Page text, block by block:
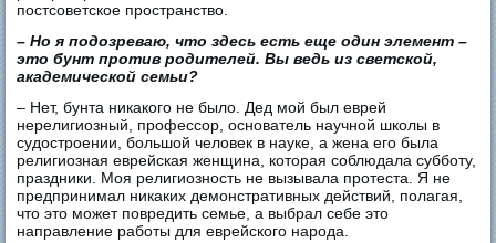
постсоветское пространство.
– Но я подозреваю, что здесь есть еще один элемент –
это бунт против родителей. Вы ведь из светской,
академической семьи?
– Нет, бунта никакого не было. Дед мой был еврей
нерелигиозный, профессор, основатель научной школы в
судостроении, большой человек в науке, а жена его была
религиозная еврейская женщина, которая соблюдала субботу,
праздники. Моя религиозность не вызывала протеста. Я не
предпринимал никаких демонстративных действий, полагая,
что это может повредить семье, а выбрал себе это
направление работы для еврейского народа.